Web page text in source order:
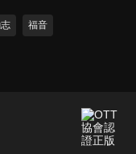
福音